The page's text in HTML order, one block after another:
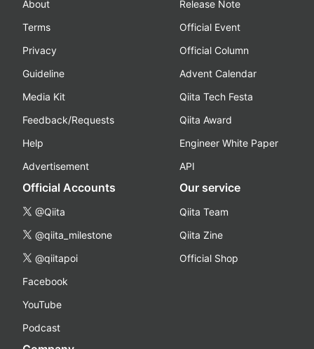
About
Terms
Privacy
Guideline
Media Kit
Feedback/Requests
Help
Advertisement
Release Note
Official Event
Official Column
Advent Calendar
Qiita Tech Festa
Qiita Award
Engineer White Paper
API
Official Accounts
@Qiita
@qiita_milestone
@qiitapoi
Facebook
YouTube
Podcast
Our service
Qiita Team
Qiita Zine
Official Shop